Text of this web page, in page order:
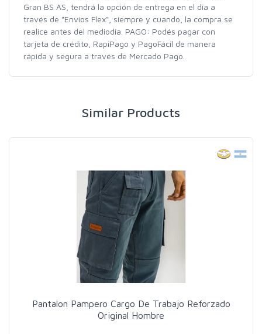
Gran BS AS, tendrá la opción de entrega en el día a
través de "Envíos Flex", siempre y cuando, la compra se
realice antes del mediodía. PAGO: Podés pagar con
tarjeta de crédito, RapiPago y PagoFácil de manera
rápida y segura a través de Mercado Pago.
Similar Products
Pantalon Pampero Cargo De Trabajo Reforzado
Original Hombre